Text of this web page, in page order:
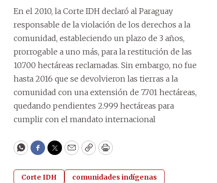
En el 2010, la Corte IDH declaró al Paraguay
responsable de la violación de los derechos a la
comunidad, estableciendo un plazo de 3 años,
prorrogable a uno más, para la restitución de las
10.700 hectáreas reclamadas. Sin embargo, no fue
hasta 2016 que se devolvieron las tierras a la
comunidad con una extensión de 7.701 hectáreas,
quedando pendientes 2.999 hectáreas para
cumplir con el mandato internacional
WhatsApp
Facebook
Twitter
EmailCopyPrint
Corte IDH
comunidades indígenas